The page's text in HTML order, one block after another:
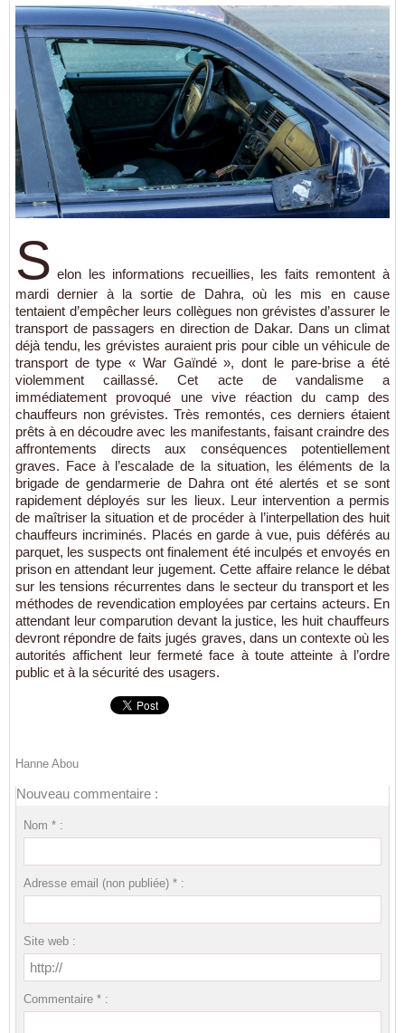
S elon les informations recueillies, les faits remontent à
mardi dernier à la sortie de Dahra, où les mis en cause
tentaient d’empêcher leurs collègues non grévistes d’assurer le
transport de passagers en direction de Dakar. Dans un climat
déjà tendu, les grévistes auraient pris pour cible un véhicule de
transport de type « War Gaïndé », dont le pare-brise a été
violemment caillassé. Cet acte de vandalisme a
immédiatement provoqué une vive réaction du camp des
chauffeurs non grévistes. Très remontés, ces derniers étaient
prêts à en découdre avec les manifestants, faisant craindre des
affrontements directs aux conséquences potentiellement
graves. Face à l’escalade de la situation, les éléments de la
brigade de gendarmerie de Dahra ont été alertés et se sont
rapidement déployés sur les lieux. Leur intervention a permis
de maîtriser la situation et de procéder à l’interpellation des huit
chauffeurs incriminés. Placés en garde à vue, puis déférés au
parquet, les suspects ont finalement été inculpés et envoyés en
prison en attendant leur jugement. Cette affaire relance le débat
sur les tensions récurrentes dans le secteur du transport et les
méthodes de revendication employées par certains acteurs. En
attendant leur comparution devant la justice, les huit chauffeurs
devront répondre de faits jugés graves, dans un contexte où les
autorités affichent leur fermeté face à toute atteinte à l’ordre
public et à la sécurité des usagers.
Hanne Abou
Nouveau commentaire :
Nom * :
Adresse email (non publiée) * :
Site web :
Commentaire * :